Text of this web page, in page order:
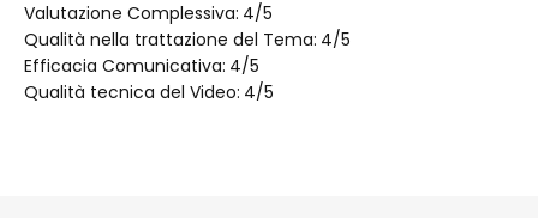
Valutazione Complessiva: 4/5
Qualità nella trattazione del Tema: 4/5
Efficacia Comunicativa: 4/5
Qualità tecnica del Video: 4/5